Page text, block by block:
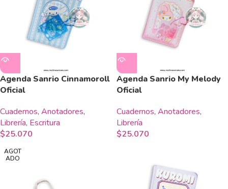
Agenda Sanrio Cinnamoroll
Oficial
Cuadernos, Anotadores,
Librería, Escritura
$25.070
Agenda Sanrio My Melody
Oficial
Cuadernos, Anotadores,
Librería
$25.070
AGOT
ADO